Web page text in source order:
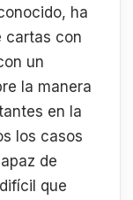
ha
cartas con
un
la manera
en la
los casos
de
que